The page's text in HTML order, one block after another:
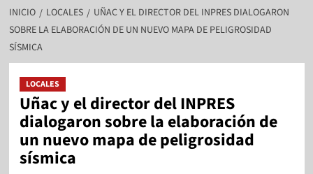
INICIO LOCALES
UÑAC Y EL DIRECTOR DEL INPRES DIALOGARON
SOBRE LA ELABORACIÓN DE UN NUEVO MAPA DE PELIGROSIDAD
SÍSMICA
LOCALES
Uñac y el director del INPRES
dialogaron sobre la elaboración de
un nuevo mapa de peligrosidad
sísmica